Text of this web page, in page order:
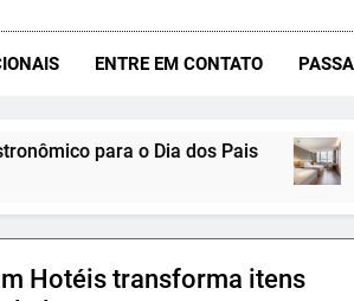
ENTRE EM CONTATO
Dia dos Pais Wyndham
4 De Agosto De 2026
Hotéis transforma itens